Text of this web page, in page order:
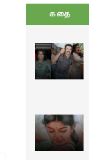
கதை